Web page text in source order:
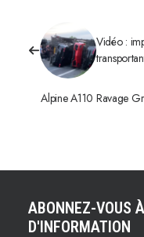
Vidéo :
Alpine A110 Ravage
ABONNEZ-VOUS
D'INFORMATION